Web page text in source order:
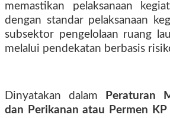
memastikan pelaksanaan
dengan standar pelaksanaan
subsektor pengelolaan ruang
melalui pendekatan berbasis
Dinyatakan dalam
Peraturan
dan Perikanan atau Permen